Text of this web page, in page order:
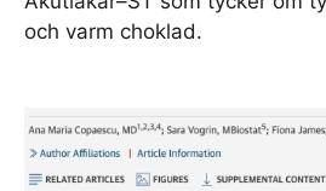
och varm choklad.